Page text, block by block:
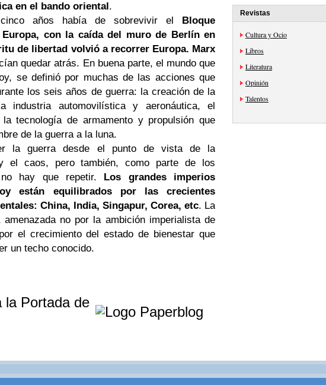
en el bando oriental.
años había de sobrevivir el Bloque
con la caída del muro de Berlín en
de libertad volvió a recorrer Europa. Marx
quedar atrás. En buena parte, el mundo que
se definió por muchas de las acciones que
los seis años de guerra: la creación de la
industria automovilística y aeronáutica, el
tecnología de armamento y propulsión que
de la guerra a la luna.
la guerra desde el punto de vista de la
el caos, pero también, como parte de los
hay que repetir. Los grandes imperios
están equilibrados por las crecientes
China, India, Singapur, Corea, etc. La
no por la ambición imperialista de
el crecimiento del estado de bienestar que
un techo conocido.
la Portada de
Revistas
Cultura y Ocio
Libros
Literatura
Opinión
Talentos